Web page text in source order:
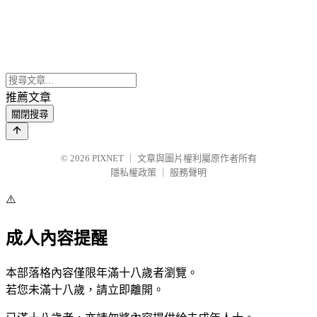
推薦文章
關閉搜尋
© 2026 PIXNET
文章與圖片權利屬原作者所有
隱私權政策
服務聲明
⚠️
成人內容提醒
本部落格內容僅限年滿十八歲者瀏覽。
若您未滿十八歲，請立即離開。